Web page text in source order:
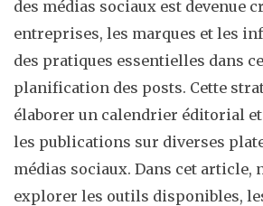
des médias sociaux est devenue
entreprises, les marques et les
des pratiques essentielles dans
planification des posts. Cette
élaborer un calendrier éditorial
les publications sur diverses
médias sociaux. Dans cet article,
explorer les outils disponibles,